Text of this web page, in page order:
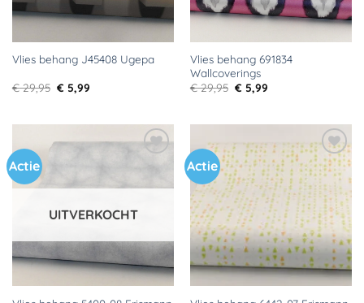
Vlies behang J45408 Ugepa
€29,95 Oorspronkelijke
prijs
€ 5,99Huidige
Vlies behang 691834
Wallcoverings
€29,95 Oorspronkelijke
prijs
€ 5,99Huidige
Actie
Toevoegen
verlanglijst
UITVERKOCHT
Actie
Toevoegen
aan
verlanglijst